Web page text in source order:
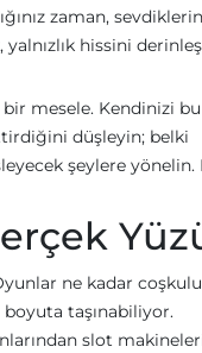
zaman,
yalnızlık hissini
mesele. Kendinizi bu
düşleyin; belki
şeylere yönelin.
ne kadar coşkulu
taşınabiliyor.
slot